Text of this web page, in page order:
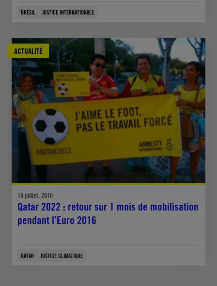
BRÉSIL JUSTICE INTERNATIONALE
ACTUALITÉ
10 juillet, 2016
Qatar 2022 : retour sur 1 mois de mobilisation
pendant l’Euro 2016
QATAR JUSTICE CLIMATIQUE